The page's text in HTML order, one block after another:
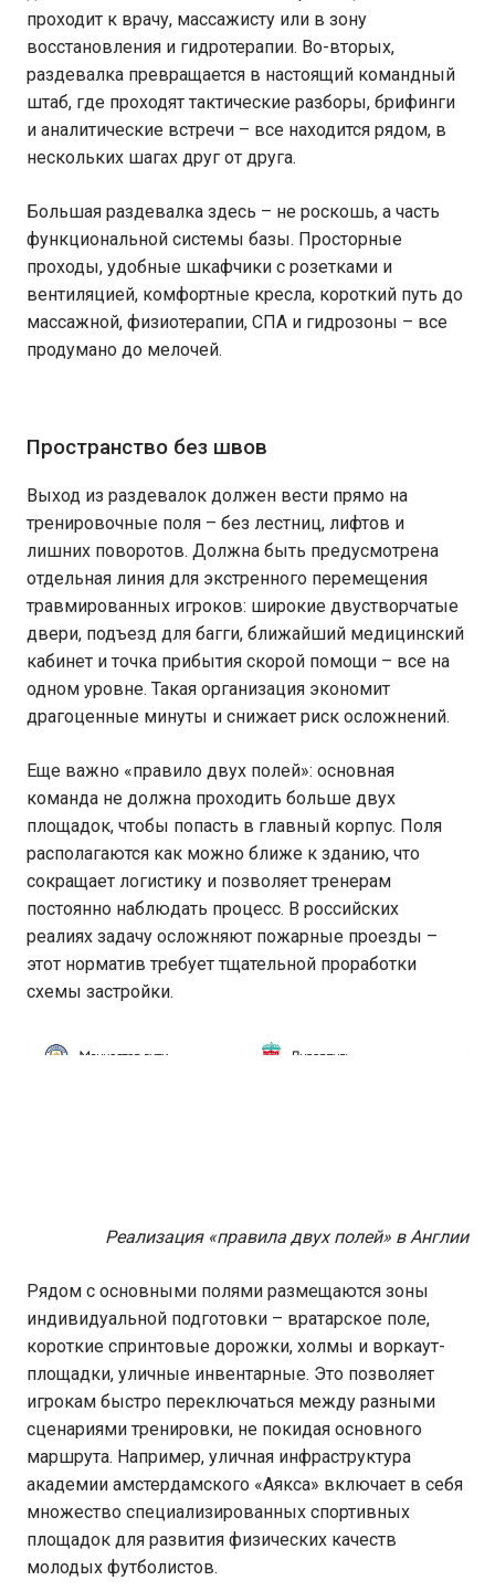
проходит к врачу, массажисту или в зону
восстановления и гидротерапии. Во-вторых,
раздевалка превращается в настоящий командный
штаб, где проходят тактические разборы, брифинги
и аналитические встречи – все находится рядом, в
нескольких шагах друг от друга.
Большая раздевалка здесь – не роскошь, а часть
функциональной системы базы. Просторные
проходы, удобные шкафчики с розетками и
вентиляцией, комфортные кресла, короткий путь до
массажной, физиотерапии, СПА и гидрозоны – все
продумано до мелочей.
Пространство без швов
Выход из раздевалок должен вести прямо на
тренировочные поля – без лестниц, лифтов и
лишних поворотов. Должна быть предусмотрена
отдельная линия для экстренного перемещения
травмированных игроков: широкие двустворчатые
двери, подъезд для багги, ближайший медицинский
кабинет и точка прибытия скорой помощи – все на
одном уровне. Такая организация экономит
драгоценные минуты и снижает риск осложнений.
Еще важно «правило двух полей»: основная
команда не должна проходить больше двух
площадок, чтобы попасть в главный корпус. Поля
располагаются как можно ближе к зданию, что
сокращает логистику и позволяет тренерам
постоянно наблюдать процесс. В российских
реалиях задачу осложняют пожарные проезды –
этот норматив требует тщательной проработки
схемы застройки.
Реализация «правила двух полей» в Англии
Рядом с основными полями размещаются зоны
индивидуальной подготовки – вратарское поле,
короткие спринтовые дорожки, холмы и воркаут-
площадки, уличные инвентарные. Это позволяет
игрокам быстро переключаться между разными
сценариями тренировки, не покидая основного
маршрута. Например, уличная инфраструктура
академии амстердамского «Аякса» включает в себя
множество специализированных спортивных
площадок для развития физических качеств
молодых футболистов.